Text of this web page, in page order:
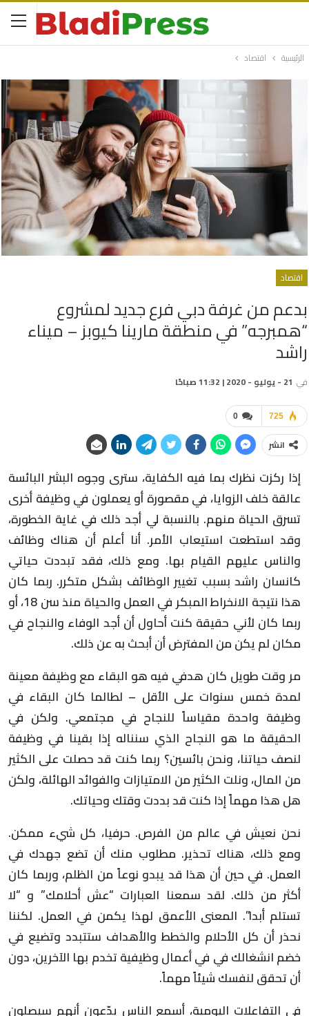
الرئيسية اقتصاد
اقتصاد
بدعم من غرفة دبي فرع جديد لمشروع
“همبرجه” في منطقة مارينا كيوبز – ميناء
راشد
في 21 - يوليو - 2020 | 11:32 صباحًا
0 725
انشر
إذا ركزت نظرك بما فيه الكفاية، سترى وجوه البشر البائسة
عالقة خلف الزوايا، في مقصورة أو يعملون في وظيفة أخرى
تسرق الحياة منهم. بالنسبة لي أجد ذلك في غاية الخطورة،
وقد استطعت استيعاب الأمر. أنا أعلم أن هناك وظائف
والناس عليهم القيام بها. ومع ذلك، فقد تبددت حياتي
كانسان راشد بسبب تغيير الوظائف بشكل متكرر. ربما كان
هذا نتيجة الانخراط المبكر في العمل والحياة منذ سن 18، أو
ربما كان لأني حقيقة كنت أحاول أن أجد الوفاء والنجاح في
مكان لم يكن من المفترض أن أبحث به عن ذلك.
مر وقت طويل كان هدفي فيه هو البقاء مع وظيفة معينة
لمدة خمس سنوات على الأقل – لطالما كان البقاء في
وظيفة واحدة مقياساً للنجاح في مجتمعي. ولكن في
الحقيقة ما هو النجاح الذي سنناله إذا بقينا في وظيفة
لنصف حياتنا، ونحن بائسين؟ ربما كنت قد حصلت على الكثير
من المال، ونلت الكثير من الامتيازات والفوائد الهائلة، ولكن
هل هذا مهماً إذا كنت قد بددت وقتك وحياتك.
نحن نعيش في عالم من الفرص. حرفيا، كل شيء ممكن.
ومع ذلك، هناك تحذير. مطلوب منك أن تضع جهدك في
العمل. في حين أن هذا قد يبدو نوعاً من الظلم، وربما كان
أكثر من ذلك. لقد سمعنا العبارات “عش أحلامك” و “لا
تستلم أبدا”. المعنى الأعمق لهذا يكمن في العمل. لكننا
نحذر أن كل الأحلام والخطط والأهداف ستتبدد وتضيع في
خضم انشغالك في في أعمال وظيفية تخدم بها الآخرين، دون
أن تحقق لنفسك شيئاً مهماً.
في التفاعلات اليومية، أسمع الناس يدّعون أنهم سيصلون